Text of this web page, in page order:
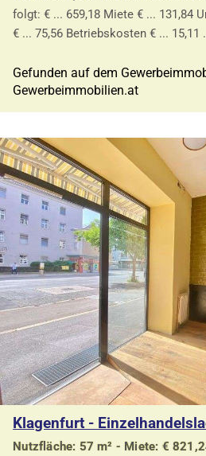
folgt: € ... 659,18 Miete € ... 131,84
€ ... 75,56 Betriebskosten € ... 15,11
Gefunden auf dem
Gewerbeimmobilien.at
Klagenfurt -
Nutzfläche: 57 m² - Miete: €